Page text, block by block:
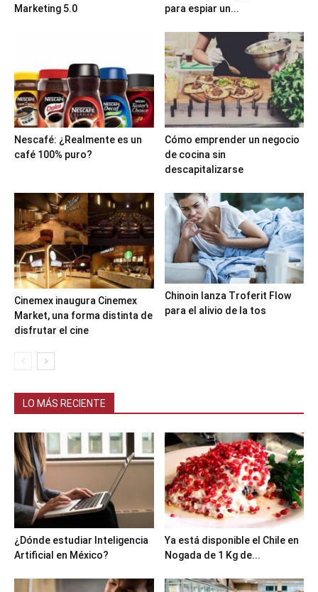
Marketing 5.0
para espiar un...
Nescafé: ¿Realmente es un
café 100% puro?
Cómo emprender un negocio
de cocina sin
descapitalizarse
Cinemex inaugura Cinemex
Market, una forma distinta de
disfrutar el cine
Chinoin lanza Troferit Flow
para el alivio de la tos
LO MÁS RECIENTE
¿Dónde estudiar Inteligencia
Artificial en México?
Ya está disponible el Chile en
Nogada de 1 Kg de...